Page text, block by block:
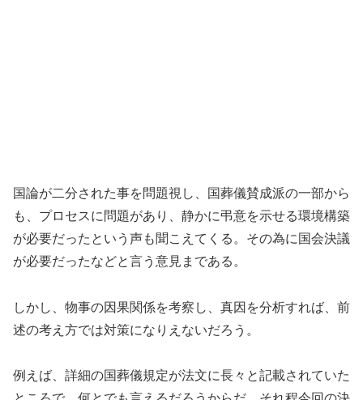
国論が二分された事を問題視し、国葬儀賛成派の一部から
も、プロセスに問題があり、静かに弔意を示せる環境構築
が必要だったという声も聞こえてくる。その為に国会決議
が必要だったなどと言う意見まである。
しかし、物事の因果関係を考察し、真因を分析すれば、前
述の考え方では対策になりえないだろう。
例えば、詳細の国葬儀規定が法文に長々と記載されていた